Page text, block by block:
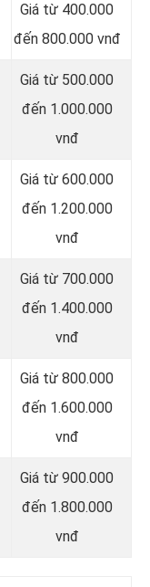
Giá từ 400.000
đến 800.000 vnđ
Giá từ 500.000
đến 1.000.000
vnđ
Giá từ 600.000
đến 1.200.000
vnđ
Giá từ 700.000
đến 1.400.000
vnđ
Giá từ 800.000
đến 1.600.000
vnđ
Giá từ 900.000
đến 1.800.000
vnđ